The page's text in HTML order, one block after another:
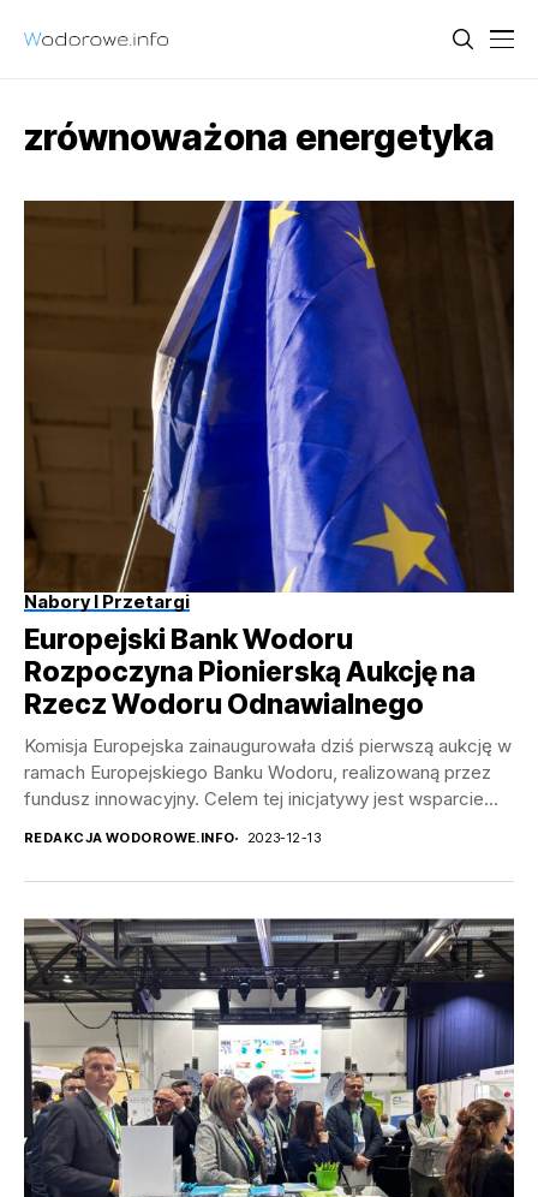
zrównoważona energetyka
Nabory I Przetargi
Europejski Bank Wodoru
Rozpoczyna Pionierską Aukcję na
Rzecz Wodoru Odnawialnego
Komisja Europejska zainaugurowała dziś pierwszą aukcję w
ramach Europejskiego Banku Wodoru, realizowaną przez
fundusz innowacyjny. Celem tej inicjatywy jest wsparcie
REDAKCJA WODOROWE.INFO 2023-12-13